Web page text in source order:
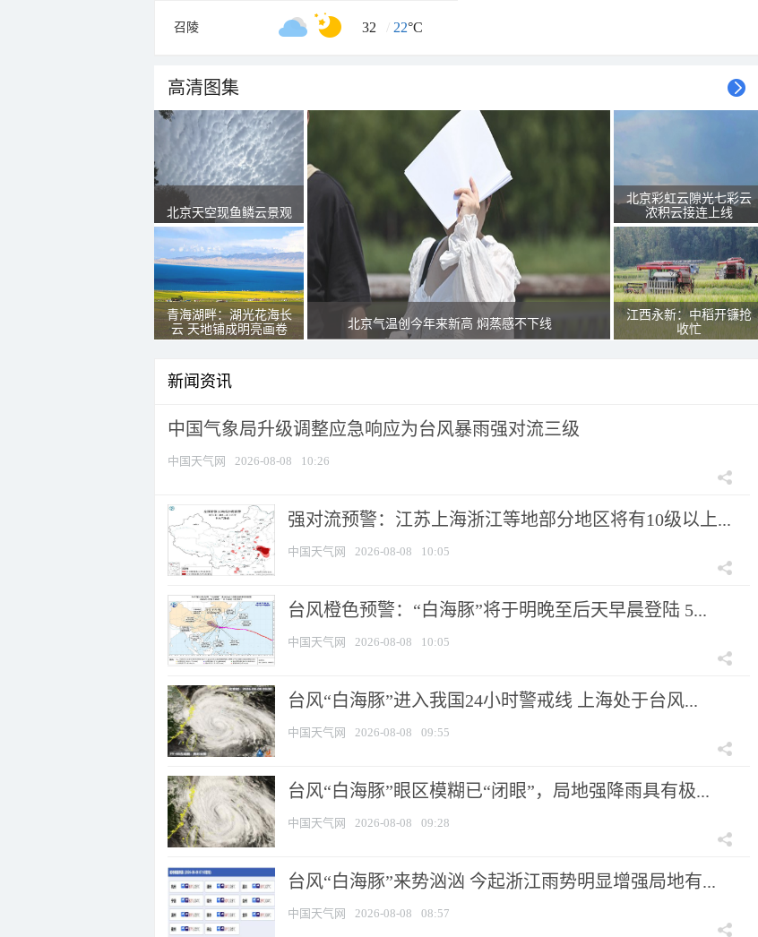
召陵 32 / 22°C
高清图集
北京天空现鱼鳞云景观
青海湖畔：湖光花海长
云 天地铺成明亮画卷
北京气温创今年来新高 焖蒸感不下线
北京彩虹云隙光七彩云
浓积云接连上线
江西永新：中稻开镰抢
收忙
新闻资讯
中国气象局升级调整应急响应为台风暴雨强对流三级
中国天气网 2026-08-08 10:26
强对流预警：江苏上海浙江等地部分地区将有10级以上...
中国天气网 2026-08-08 10:05
台风橙色预警：“白海豚”将于明晚至后天早晨登陆 5...
中国天气网 2026-08-08 10:05
台风“白海豚”进入我国24小时警戒线 上海处于台风...
中国天气网 2026-08-08 09:55
台风“白海豚”眼区模糊已“闭眼”，局地强降雨具有极...
中国天气网 2026-08-08 09:28
台风“白海豚”来势汹汹 今起浙江雨势明显增强局地有...
中国天气网 2026-08-08 08:57